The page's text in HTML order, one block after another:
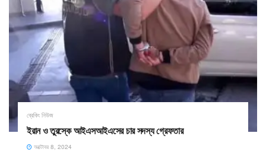
ব্রেকিং নিউজ
ইরান ও তুরস্কে আইএসআইএসের চার সদস্য গ্রেফতার
অক্টোবর 8, 2024